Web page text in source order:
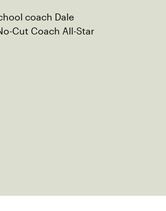
coach Dale
Cut Coach All-Star